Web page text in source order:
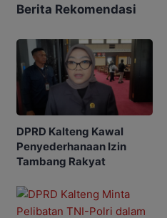
Berita Rekomendasi
DPRD Kalteng Kawal
Penyederhanaan Izin
Tambang Rakyat